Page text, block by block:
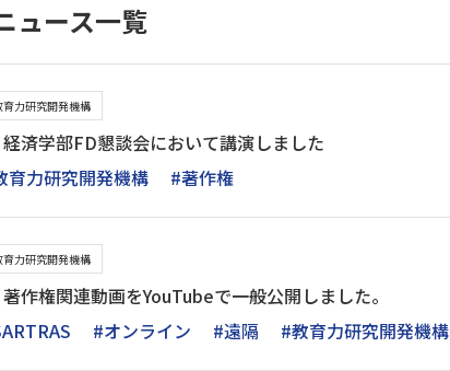
ュース一覧
育力研究開発機構
経済学部FD懇談会において講演しました
育力研究開発機構
#著作権
育力研究開発機構
著作権関連動画をYouTubeで一般公開しました。
#オンライン #遠隔 #教育力研究開発機構